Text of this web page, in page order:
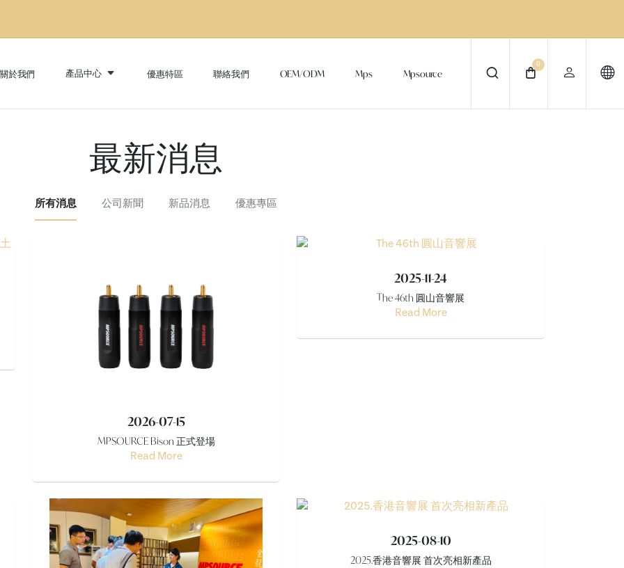
0
於我們 產品中心 優惠特區 聯絡我們 OEM/ODM Mps Mpsource
最新消息
所有消息 公司新聞 新品消息 優惠專區
2026-07-15
MPSOURCE Bison 正式登場
Read More
2025-11-24
The 46th 圓山音響展
Read More
2025-08-10
2025.香港音響展 首次亮相新產品